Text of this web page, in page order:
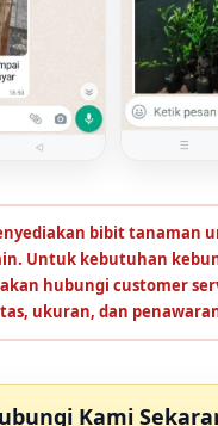
bibit tanaman
Untuk kebutuhan
hubungi customer
ukuran, dan
Kami